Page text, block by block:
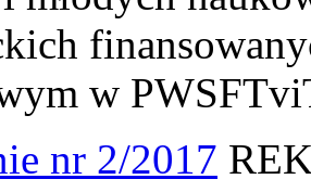
w
nr 2/2017